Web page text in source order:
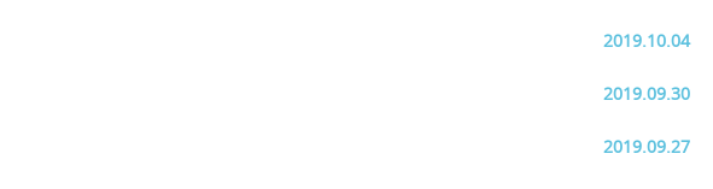
2019.10.04
2019.09.30
2019.09.27